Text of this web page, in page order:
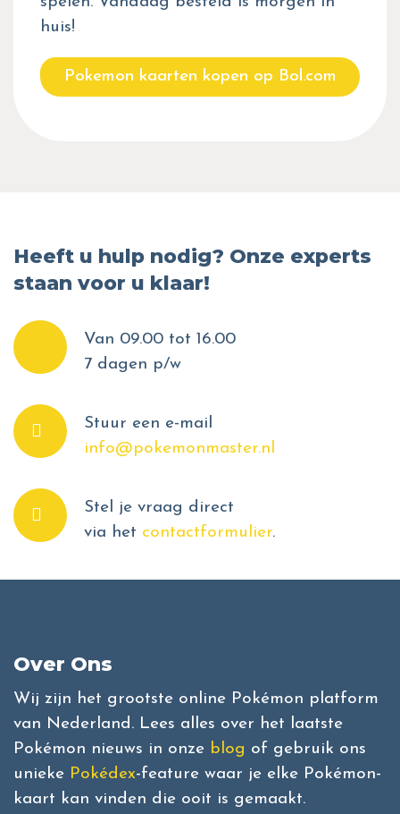
huis!
Pokemon kaarten kopen op Bol.com
Heeft u hulp nodig? Onze experts
staan voor u klaar!
Van 09.00 tot 16.00
7 dagen p/w
Stuur een e-mail
info@pokemonmaster.nl
Stel je vraag direct
via het contactformulier.
Over Ons
Wij zijn het grootste online Pokémon platform
van Nederland. Lees alles over het laatste
Pokémon nieuws in onze blog of gebruik ons
unieke Pokédex-feature waar je elke Pokémon-
kaart kan vinden die ooit is gemaakt.